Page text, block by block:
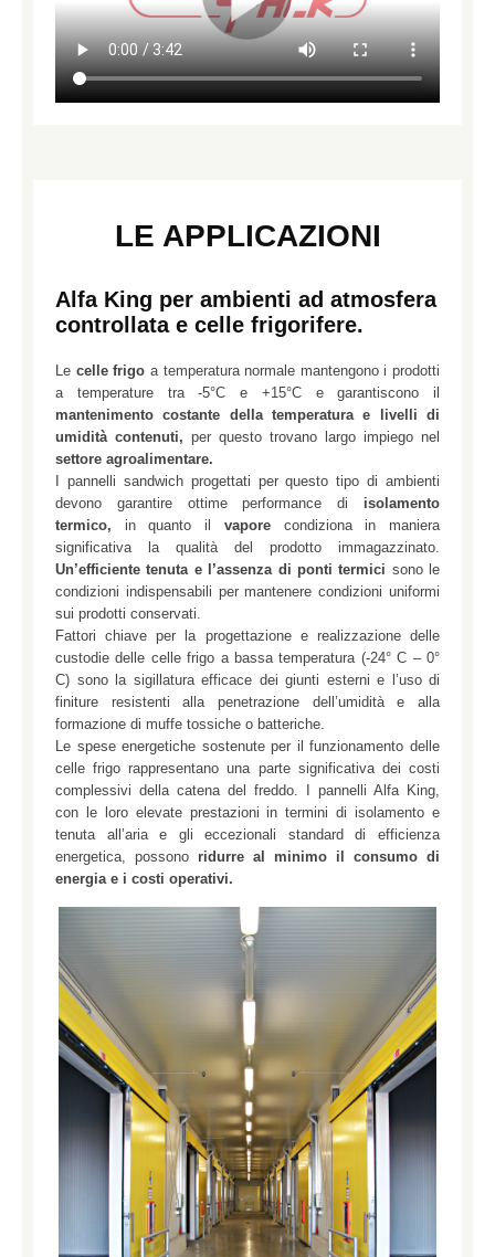
LE APPLICAZIONI
Alfa King per ambienti ad atmosfera
controllata e celle frigorifere.
Le celle frigo a temperatura normale mantengono i prodotti
a temperature tra -5°C e +15°C e garantiscono il
mantenimento costante della temperatura e livelli di
umidità contenuti, per questo trovano largo impiego nel
settore agroalimentare.
I pannelli sandwich progettati per questo tipo di ambienti
devono garantire ottime performance di isolamento
termico, in quanto il vaporecondiziona in maniera
significativa la qualità del prodotto immagazzinato.
Un’efficiente tenuta e l’assenza di ponti termici sono le
condizioni indispensabili per mantenere condizioni uniformi
sui prodotti conservati.
Fattori chiave per la progettazione e realizzazione delle
custodie delle celle frigo a bassa temperatura (-24° C – 0°
C) sono la sigillatura efficace dei giunti esterni e l’uso di
finiture resistenti alla penetrazione dell’umidità e alla
formazione di muffe tossiche o batteriche.
Le spese energetiche sostenute per il funzionamento delle
celle frigo rappresentano una parte significativa dei costi
complessivi della catena del freddo. I pannelli Alfa King,
con le loro elevate prestazioni in termini di isolamento e
tenuta all’aria e gli eccezionali standard di efficienza
energetica, possono ridurre al minimo il consumo di
energia e i costi operativi.